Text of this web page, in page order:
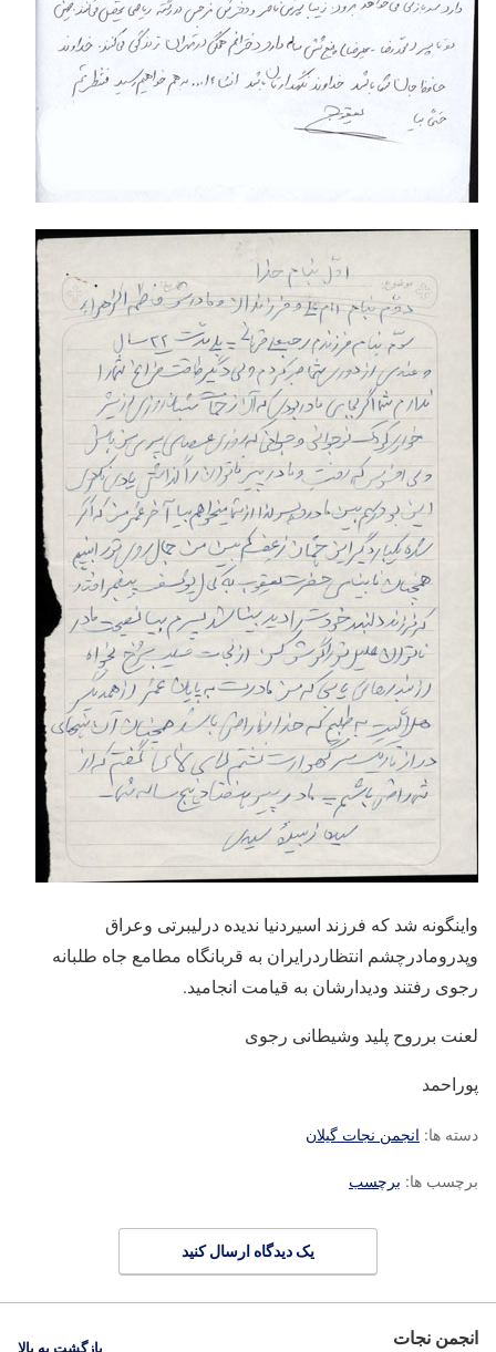
واینگونه شد که فرزند اسیردنیا ندیده درلیبرتی وعراق
وپدرومادرچشم انتظاردرایران به قربانگاه مطامع جاه طلبانه
رجوی رفتند ودیدارشان به قیامت انجامید.
لعنت برروح پلید وشیطانی رجوی
پوراحمد
دسته ها: انجمن نجات گیلان
برچسب ها: برچسب
یک دیدگاه ارسال کنید
انجمن نجات بازگشت به بالا